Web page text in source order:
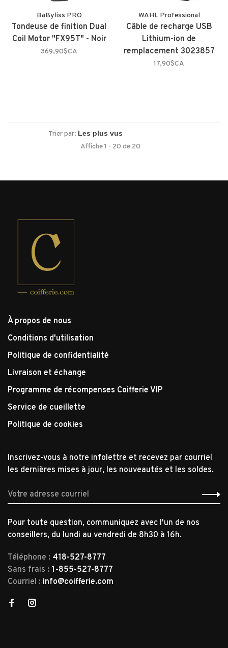
BaByliss PRO
Tondeuse de finition Dual
Coil Motor "FX95T" - Noir
369,90$CA
WAHL Professional
Câble de recharge USB
Lithium-ion de
remplacement 3023857
17,90$CA
Trier par:
Affiche 1 - 20 de 20
À propos de nous
Conditions d'utilisation
Politique de confidentialité
Livraison et échange
Programme de récompenses Coifferie VIP
Service de cueillette
Politique de cookies
Inscrivez-vous à notre infolettre et recevez par courriel
les dernières mises à jour, les nouveautés et les soldes.
Pour toute question, communiquez avec l'un de nos
conseillers, du lundi au vendredi de 8h30 à 16h.
Téléphone : 418-527-8777
Sans frais : 1-855-527-8777
Courriel : info@coifferie.com